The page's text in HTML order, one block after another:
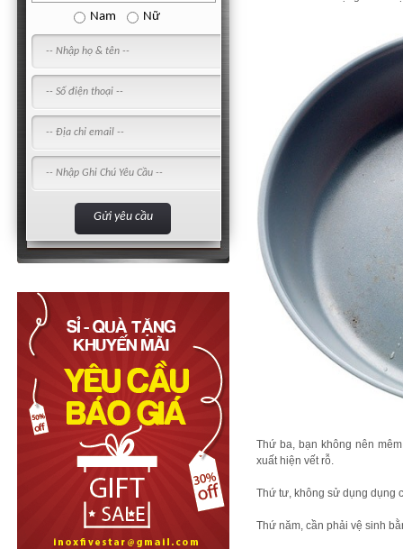
Nam Nữ
Thứ ba, bạn không nên
xuất hiện vết rỗ.
Thứ tư, không sử dụng dụng
Thứ năm, cần phải vệ sinh